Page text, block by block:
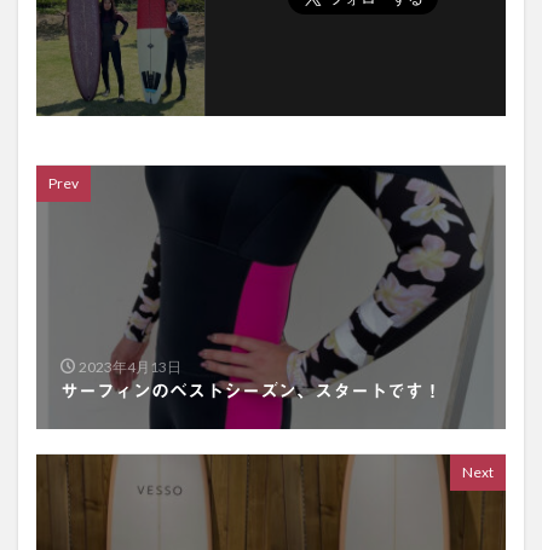
Prev
2023年4月13日
サーフィンのベストシーズン、スタートです！
Next